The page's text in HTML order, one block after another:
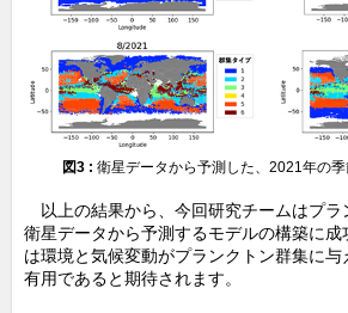
図3 : 衛星データから予測した、2021年の
以上の結果から、今回研究チームはプラ
衛星データから予測するモデルの構築に
は環境と気候変動がプランクトン群集に
有用であると期待されます。